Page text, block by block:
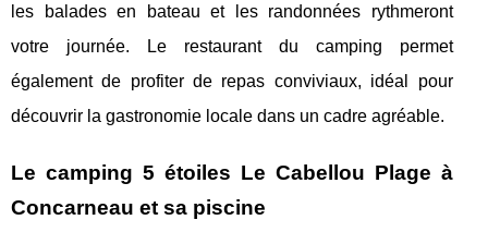
les balades en bateau et les randonnées rythmeront
votre journée. Le restaurant du camping permet
également de profiter de repas conviviaux, idéal pour
découvrir la gastronomie locale dans un cadre agréable.
Le camping 5 étoiles Le Cabellou Plage à
Concarneau et sa piscine